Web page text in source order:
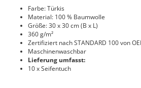
Farbe: Türkis
Material: 100 % Baumwolle
Größe: 30 x 30 cm (B x L)
360 g/m²
Zertifiziert nach STANDARD 100 von
Maschinenwaschbar
Lieferung umfasst:
10 x Seifentuch